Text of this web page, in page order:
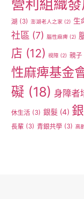
營利組織
湖 (3) 澎湖老人之家 (2) 生
社區 (7) 腦性麻痺 (2)
店 (12) 視障 (2) 親子
性麻痺基金
礙 (18) 身障者
休生活 (3) 銀髮 (4)
長輩 (3) 青銀共學 (3) 高